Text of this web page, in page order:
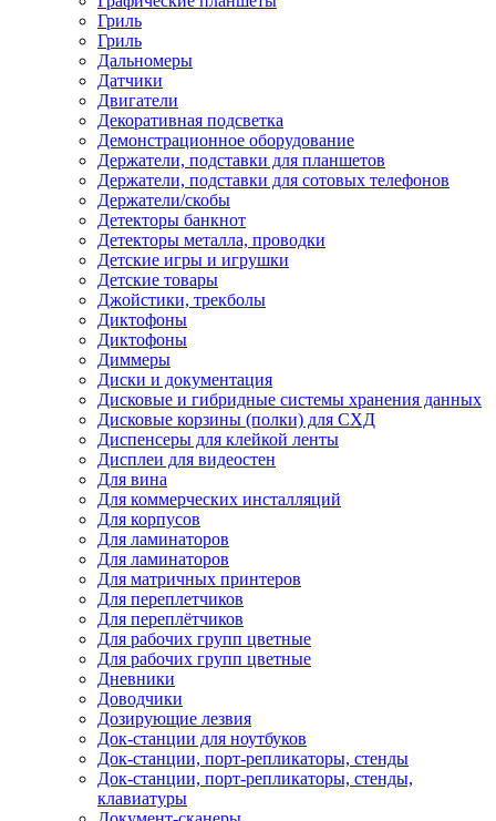
Гриль
Гриль
Дальномеры
Датчики
Двигатели
Декоративная подсветка
Демонстрационное оборудование
Держатели, подставки для планшетов
Держатели, подставки для сотовых телефонов
Держатели/скобы
Детекторы банкнот
Детекторы металла, проводки
Детские игры и игрушки
Детские товары
Джойстики, трекболы
Диктофоны
Диктофоны
Диммеры
Диски и документация
Дисковые и гибридные системы хранения данных
Дисковые корзины (полки) для СХД
Диспенсеры для клейкой ленты
Дисплеи для видеостен
Для вина
Для коммерческих инсталляций
Для корпусов
Для ламинаторов
Для ламинаторов
Для матричных принтеров
Для переплетчиков
Для переплётчиков
Для рабочих групп цветные
Для рабочих групп цветные
Дневники
Доводчики
Дозирующие лезвия
Док-станции для ноутбуков
Док-станции, порт-репликаторы, стенды
Док-станции, порт-репликаторы, стенды,
клавиатуры